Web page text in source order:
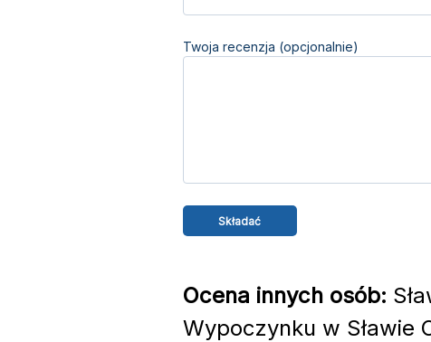
Twoja recenzja (opcjonalnie)
Ocena innych osób:
Wypoczynku w Sławie